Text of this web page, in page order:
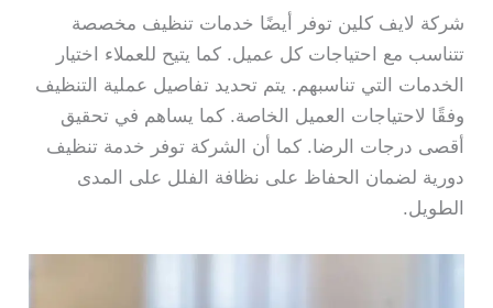
شركة لايف كلين توفر أيضًا خدمات تنظيف مخصصة
تتناسب مع احتياجات كل عميل. كما يتيح للعملاء اختيار
الخدمات التي تناسبهم. يتم تحديد تفاصيل عملية التنظيف
وفقًا لاحتياجات العميل الخاصة. كما يساهم في تحقيق
أقصى درجات الرضا. كما أن الشركة توفر خدمة تنظيف
دورية لضمان الحفاظ على نظافة الفلل على المدى
الطويل.